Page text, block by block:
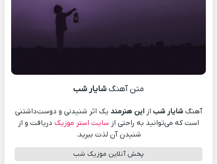
متن آهنگشایار شب
آهنگشایار شب ازاین هنرمند یک اثر شنیدنی و دوست‌داشتنی
است که می‌توانید به راحتی از سایت استر موزیک دریافت و از
شنیدن آن لذت ببرید.
پخش آنلاین موزیک شب